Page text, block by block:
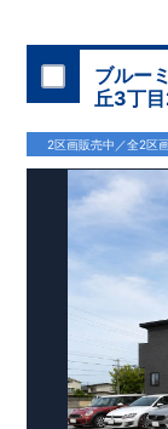
来場予約：Web
物件のおすすめ
1号棟、来客時
調理器具、日用
居室
屋を広く使用で
号棟、お子さ
スキップ】
折上天井で開放
家族分の衣類を
リークローゼッ
東栄住宅の家づ
詳しくはクリッ
ブルー
丘3丁
2区画販売中／全2区